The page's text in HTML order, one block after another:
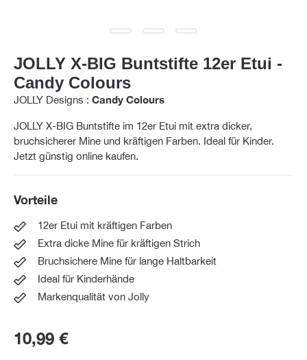
JOLLY X-BIG Buntstifte 12er Etui -
Candy Colours
JOLLY Designs : Candy Colours
JOLLY X-BIG Buntstifte im 12er Etui mit extra dicker,
bruchsicherer Mine und kräftigen Farben. Ideal für Kinder.
Jetzt günstig online kaufen.
Vorteile
12er Etui mit kräftigen Farben
Extra dicke Mine für kräftigen Strich
Bruchsichere Mine für lange Haltbarkeit
Ideal für Kinderhände
Markenqualität von Jolly
10,99 €